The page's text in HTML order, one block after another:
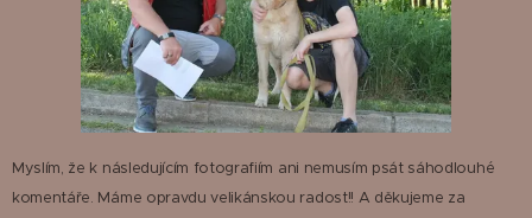
Myslím, že k následujícím fotografiím ani nemusím psát sáhodlouhé
komentáře. Máme opravdu velikánskou radost!! A děkujeme za